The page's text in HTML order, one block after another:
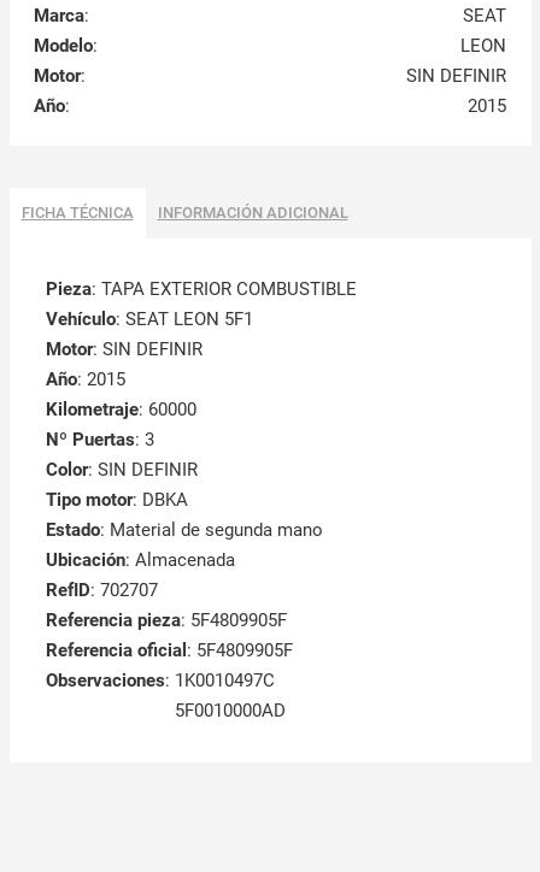
Marca:
SEAT
Modelo:
LEON
Motor:
SIN DEFINIR
Año: 2015
FICHA TÉCNICA INFORMACIÓN ADICIONAL
Pieza: TAPA EXTERIOR COMBUSTIBLE
Vehículo: SEAT LEON 5F1
Motor: SIN DEFINIR
Año: 2015
Kilometraje: 60000
Nº Puertas: 3
Color: SIN DEFINIR
Tipo motor: DBKA
Estado: Material de segunda mano
Ubicación: Almacenada
RefID: 702707
Referencia pieza: 5F4809905F
Referencia oficial : 5F4809905F
Observaciones: 1K0010497C
5F0010000AD